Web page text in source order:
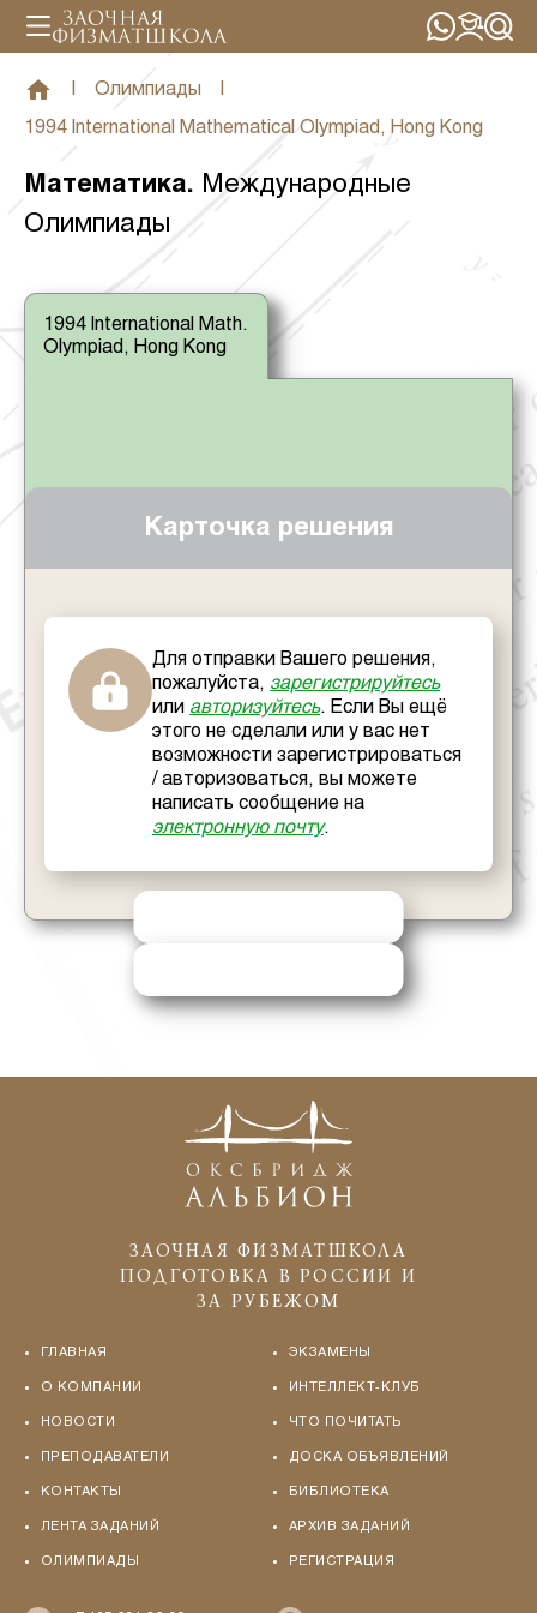
Олимпиады
1994 International Mathematical Olympiad, Hong Kong
Математика. Международные
Олимпиады
1994 International Math.
Olympiad, Hong Kong
Карточка решения
Для отправки Вашего решения,
пожалуйста, зарегистрируйтесь
или авторизуйтесь. Если Вы ещё
этого не сделали или у вас нет
возможности зарегистрироваться
/ авторизоваться, вы можете
написать сообщение на
электронную почту.
ЗАОЧНАЯ ФИЗМАТШКОЛА
ПОДГОТОВКА В РОССИИ И
ЗА РУБЕЖОМ
ГЛАВНАЯ
О КОМПАНИИ
НОВОСТИ
ПРЕПОДАВАТЕЛИ
КОНТАКТЫ
ЛЕНТА ЗАДАНИЙ
ОЛИМПИАДЫ
ЭКЗАМЕНЫ
ИНТЕЛЛЕКТ-КЛУБ
ЧТО ПОЧИТАТЬ
ДОСКА ОБЪЯВЛЕНИЙ
БИБЛИОТЕКА
АРХИВ ЗАДАНИЙ
РЕГИСТРАЦИЯ